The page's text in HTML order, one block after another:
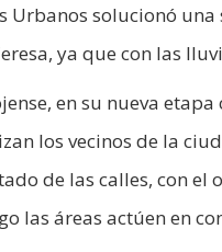
Urbanos solucionó
ya que con las
en su nueva
los vecinos de la
de las calles, con
las áreas actúen en